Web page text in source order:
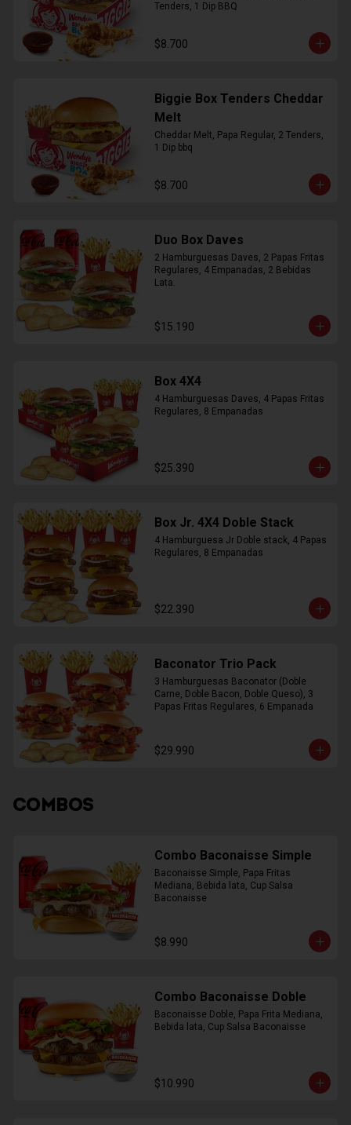
Tenders, 1 Dip BBQ
$8.700
Biggie Box Tenders Cheddar
Melt
Cheddar Melt, Papa Regular, 2 Tenders,
1 Dip bbq
$8.700
Duo Box Daves
2 Hamburguesas Daves, 2 Papas Fritas
Regulares, 4 Empanadas, 2 Bebidas
Lata.
$15.190
Box 4X4
4 Hamburguesas Daves, 4 Papas Fritas
Regulares, 8 Empanadas
$25.390
Box Jr. 4X4 Doble Stack
4 Hamburguesa Jr Doble stack, 4 Papas
Regulares, 8 Empanadas
$22.390
Baconator Trio Pack
3 Hamburguesas Baconator (Doble
Carne, Doble Bacon, Doble Queso), 3
Papas Fritas Regulares, 6 Empanada
$29.990
COMBOS
Combo Baconaisse Simple
Baconaisse Simple, Papa Fritas
Mediana, Bebida lata, Cup Salsa
Baconaisse
$8.990
Combo Baconaisse Doble
Baconaisse Doble, Papa Frita Mediana,
Bebida lata, Cup Salsa Baconaisse
$10.990